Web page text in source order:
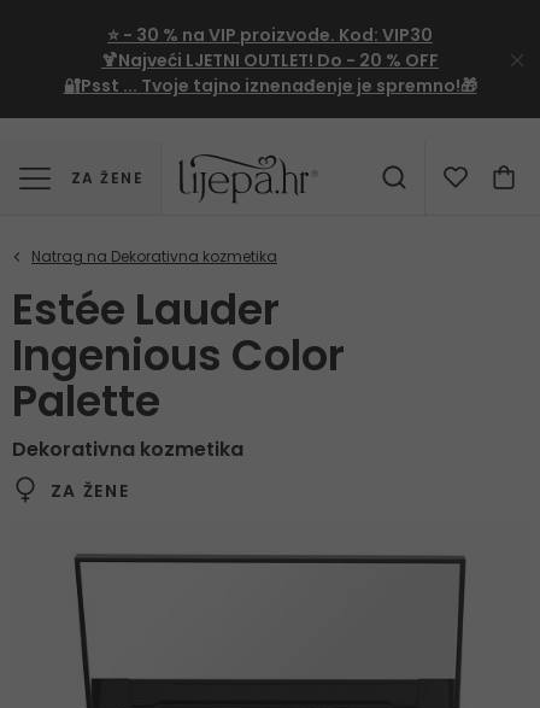
⭐ - 30 % na VIP proizvode. Kod: VIP30
🍹Najveći LJETNI OUTLET! Do - 20 % OFF
🔐Psst ... Tvoje tajno iznenađenje je spremno!🎁
ZA ŽENE
Estée Lauder
Ingenious Color
Palette
Dekorativna kozmetika
ZA ŽENE